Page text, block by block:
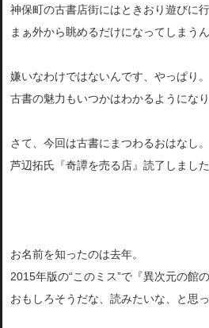
神保町の古書店街にはときおり遊びに行
まぁ外から眺めるだけになってしまうん
嫌いなわけではないんです、やっぱり。
古書の魅力もいつかはわかるようになり
さて、今回は古書にまつわるおはなし。
芦辺拓氏『奇譚を売る店』読了しました
お名前を知ったのは去年。
2015年版の“このミス”で『異次元の館
おもしろそうだな、読みたいな、と思